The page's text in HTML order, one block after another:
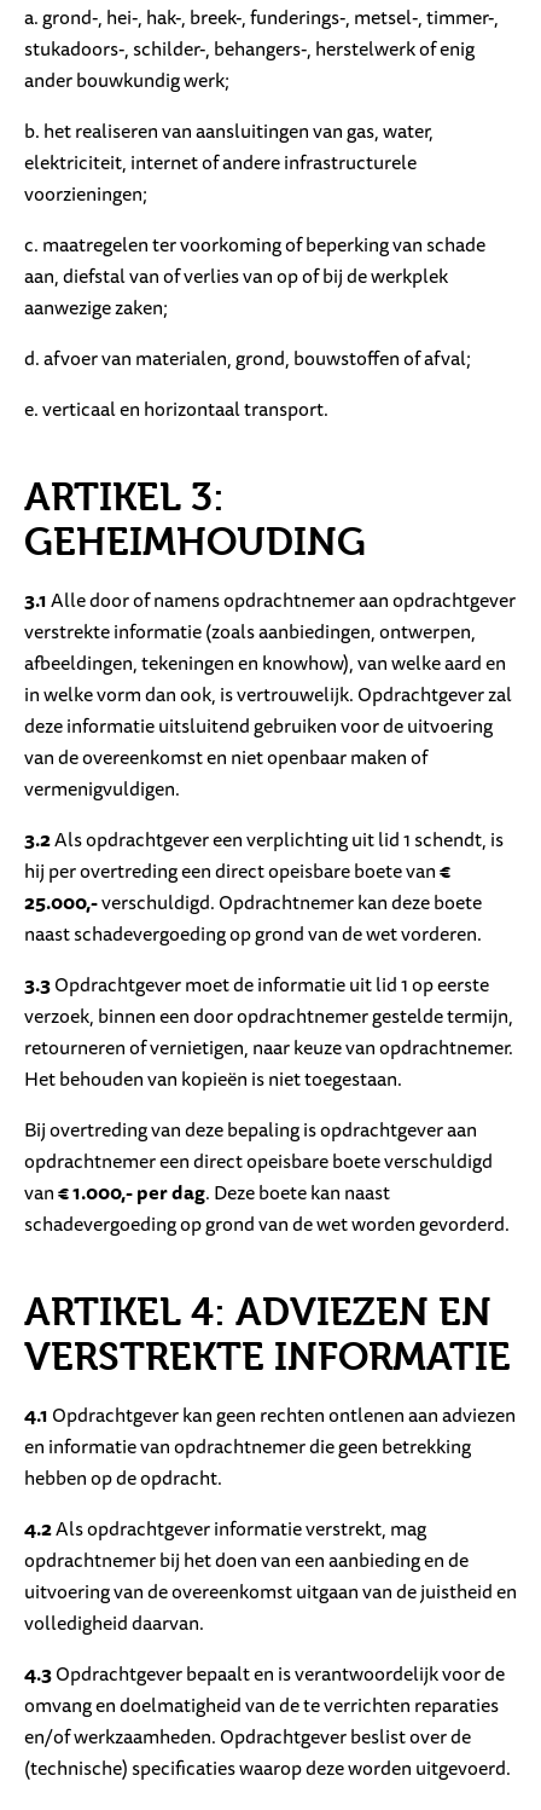
a. grond-, hei-, hak-, breek-, funderings-, metsel-, timmer-,
stukadoors-, schilder-, behangers-, herstelwerk of enig
ander bouwkundig werk;
b. het realiseren van aansluitingen van gas, water,
elektriciteit, internet of andere infrastructurele
voorzieningen;
c. maatregelen ter voorkoming of beperking van schade
aan, diefstal van of verlies van op of bij de werkplek
aanwezige zaken;
d. afvoer van materialen, grond, bouwstoffen of afval;
e. verticaal en horizontaal transport.
ARTIKEL 3:
GEHEIMHOUDING
3.1Alle door of namens opdrachtnemer aan opdrachtgever
verstrekte informatie (zoals aanbiedingen, ontwerpen,
afbeeldingen, tekeningen en knowhow), van welke aard en
in welke vorm dan ook, is vertrouwelijk. Opdrachtgever zal
deze informatie uitsluitend gebruiken voor de uitvoering
van de overeenkomst en niet openbaar maken of
vermenigvuldigen.
3.2Als opdrachtgever een verplichting uit lid 1 schendt, is
hij per overtreding een direct opeisbare boete van€
25.000,-verschuldigd. Opdrachtnemer kan deze boete
naast schadevergoeding op grond van de wet vorderen.
3.3Opdrachtgever moet de informatie uit lid 1 op eerste
verzoek, binnen een door opdrachtnemer gestelde termijn,
retourneren of vernietigen, naar keuze van opdrachtnemer.
Het behouden van kopieën is niet toegestaan.
Bij overtreding van deze bepaling is opdrachtgever aan
opdrachtnemer een direct opeisbare boete verschuldigd
van€ 1.000,- per dag. Deze boete kan naast
schadevergoeding op grond van de wet worden gevorderd.
ARTIKEL 4: ADVIEZEN EN
VERSTREKTE INFORMATIE
4.1Opdrachtgever kan geen rechten ontlenen aan adviezen
en informatie van opdrachtnemer die geen betrekking
hebben op de opdracht.
4.2Als opdrachtgever informatie verstrekt, mag
opdrachtnemer bij het doen van een aanbieding en de
uitvoering van de overeenkomst uitgaan van de juistheid en
volledigheid daarvan.
4.3Opdrachtgever bepaalt en is verantwoordelijk voor de
omvang en doelmatigheid van de te verrichten reparaties
en/of werkzaamheden. Opdrachtgever beslist over de
(technische) specificaties waarop deze worden uitgevoerd.